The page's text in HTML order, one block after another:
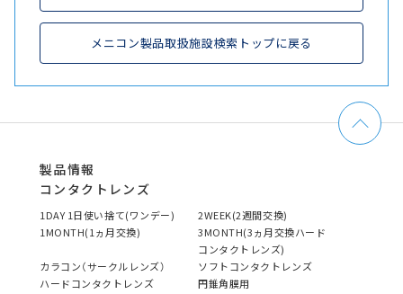
メニコン製品取扱施設検索トップに戻る
製品情報
コンタクトレンズ
1DAY 1日使い捨て(ワンデー)
2WEEK(2週間交換)
1MONTH(1ヵ月交換)
3MONTH(3ヵ月交換ハード
コンタクトレンズ)
カラコン（サークルレンズ）
ソフトコンタクトレンズ
ハードコンタクトレンズ
円錐角膜用